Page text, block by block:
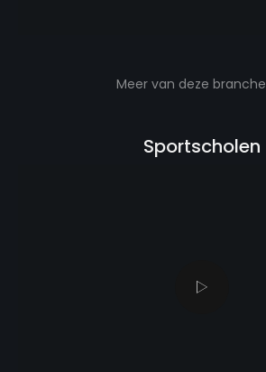
Meer van deze branche
Sportscholen